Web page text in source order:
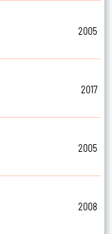
2005
2017
2005
2008